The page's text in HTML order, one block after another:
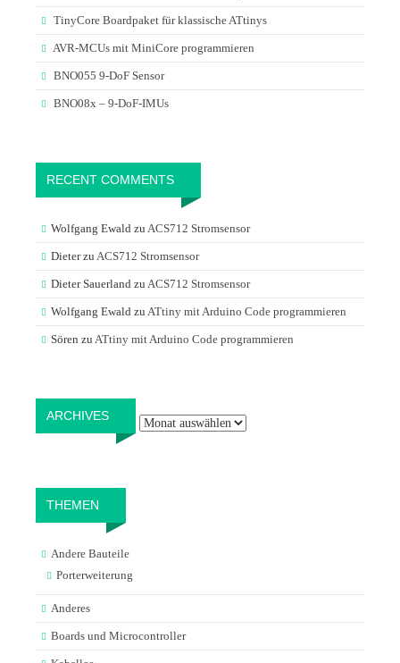
TinyCore Boardpaket für klassische ATtinys
AVR-MCUs mit MiniCore programmieren
BNO055 9-DoF Sensor
BNO08x – 9-DoF-IMUs
RECENT COMMENTS
Wolfgang Ewald zu ACS712 Stromsensor
Dieterzu ACS712 Stromsensor
Dieter Sauerland zu ACS712 Stromsensor
Wolfgang Ewald zu ATtiny mit Arduino Code programmieren
Sören zu ATtiny mit Arduino Code programmieren
ARCHIVES
THEMEN
Andere Bauteile
Porterweiterung
Anderes
Boards und Microcontroller